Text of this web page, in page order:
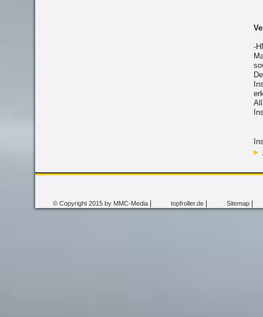
-
© Copyright 2015 by MMC-Media topfroller.de Sitemap